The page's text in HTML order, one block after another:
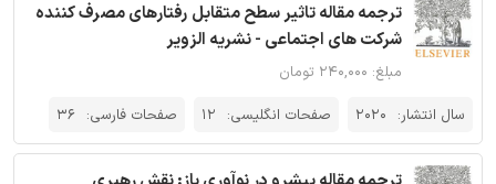
ترجمه مقاله تاثیر سطح متقابل رفتارهای مصرف کننده
شرکت های اجتماعی - نشریه الزویر
مبلغ: ۲۴۰,۰۰۰ تومان
سال انتشار: 2020 صفحات انگلیسی: 12 صفحات فارسی: 36